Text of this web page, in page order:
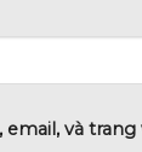
email, và